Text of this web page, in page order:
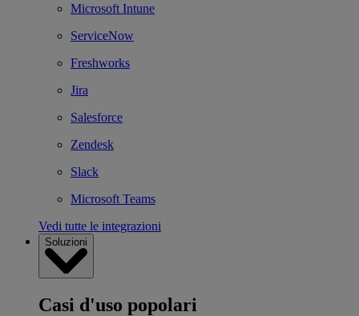
Microsoft Intune
ServiceNow
Freshworks
Jira
Salesforce
Zendesk
Slack
Microsoft Teams
Vedi tutte le integrazioni
Soluzioni
Casi d'uso popolari